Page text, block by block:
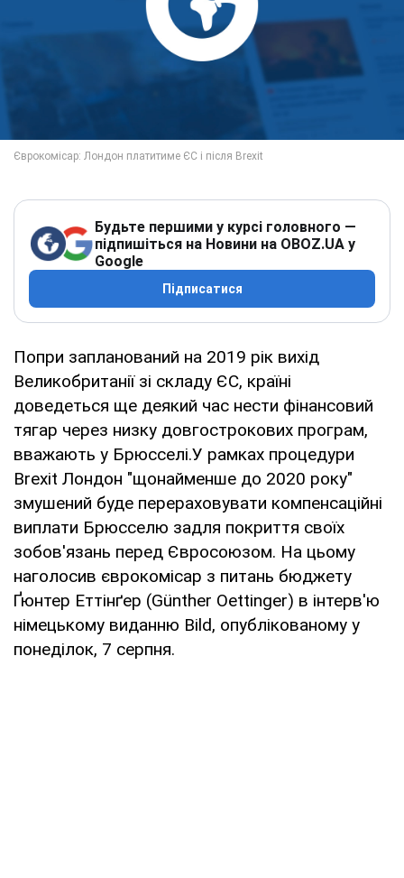
Будьте першими у курсі головного —
підпишіться на Новини на OBOZ.UA у
Google
Підписатися
Попри запланований на 2019 рік вихід
Великобританії зі складу ЄС, країні
доведеться ще деякий час нести фінансовий
тягар через низку довгострокових програм,
вважають у Брюсселі.У рамках процедури
Brexit Лондон "щонайменше до 2020 року"
змушений буде перераховувати компенсаційні
виплати Брюсселю задля покриття своїх
зобов'язань перед Євросоюзом. На цьому
наголосив єврокомісар з питань бюджету
Ґюнтер Еттінґер (Günther Oettinger) в інтерв'ю
німецькому виданню Bild, опублікованому у
понеділок, 7 серпня.